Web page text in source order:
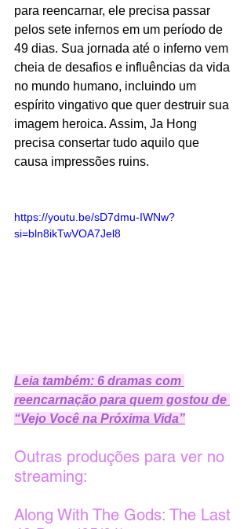
para reencarnar, ele precisa passar
pelos sete infernos em um período de
49 dias. Sua jornada até o inferno vem
cheia de desafios e influências da vida
no mundo humano, incluindo um
espírito vingativo que quer destruir sua
imagem heroica. Assim, Ja Hong
precisa consertar tudo aquilo que
causa impressões ruins.
https://youtu.be/sD7dmu-IWNw?
si=bln8ikTwVOA7Jel8
Leia também: 6 dramas com
reencarnação para quem gostou de
“Vejo Você na Próxima Vida”
Outras produções para ver no
streaming:
Along With The Gods: The Last